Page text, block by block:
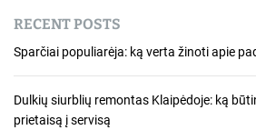
RECENT POSTS
Sparčiai populiarėja: ką verta žinoti apie
Dulkių siurblių remontas Klaipėdoje: ką
prietaisą į servisą